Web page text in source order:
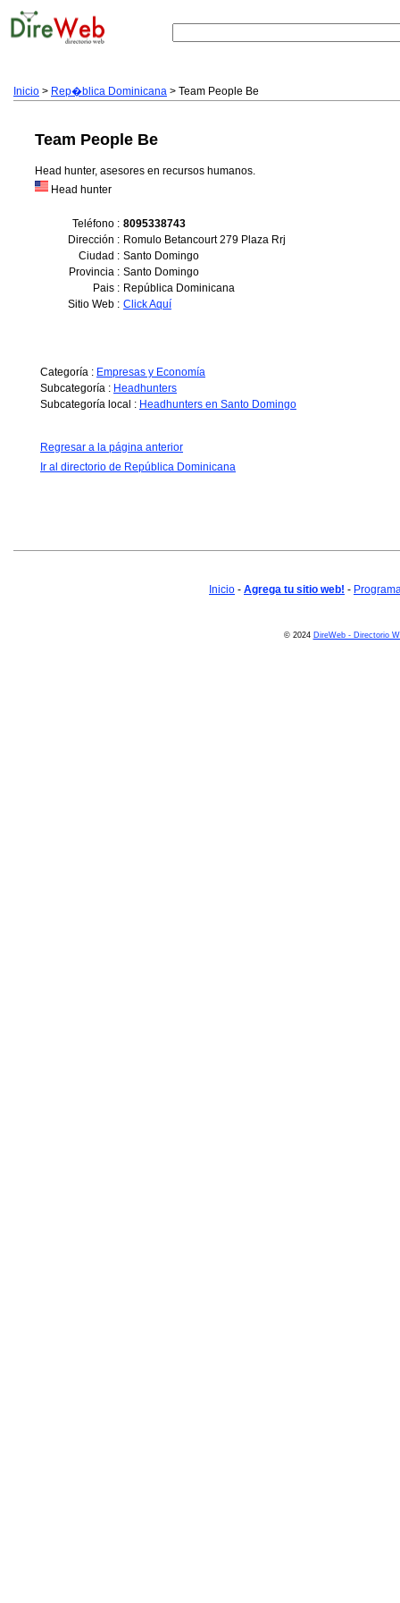
Inicio > Rep�blica Dominicana > Team People Be
Team People Be
Head hunter, asesores en recursos humanos.
Head hunter
Teléfono : 8095338743
Dirección : Romulo Betancourt 279 Plaza Rrj
Ciudad : Santo Domingo
Provincia : Santo Domingo
Pais : República Dominicana
Sitio Web : Click Aquí
Categoría : Empresas y Economía
Subcategoría : Headhunters
Subcategoría local : Headhunters en Santo Domingo
Regresar a la página anterior
Ir al directorio de República Dominicana
Inicio - Agrega tu sitio web! -
© 2024 DireWeb - Directorio